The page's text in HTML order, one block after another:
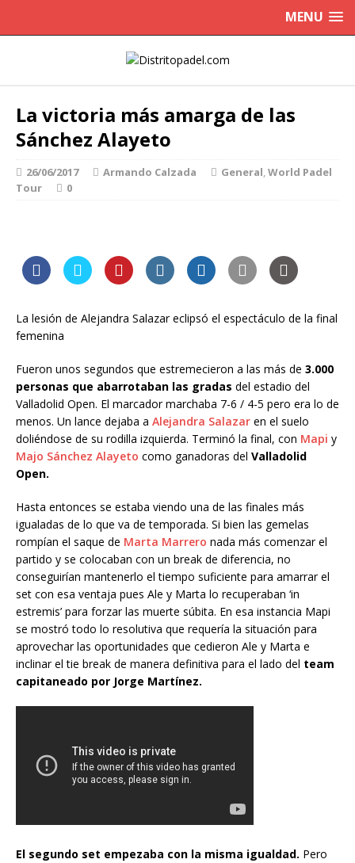
MENU
La victoria más amarga de las
Sánchez Alayeto
26/06/2017 Armando Calzada General,World Padel
Tour
0
La lesión de Alejandra Salazar eclipsó el espectáculo de la final
femenina
Fueron unos segundos que estremecieron a las más de 3.000
personas que abarrotaban las gradas del estadio del
Valladolid Open. El marcador marchaba 7-6 / 4-5 pero era lo de
menos. Un lance dejaba a Alejandra Salazar en el suelo
doliéndose de su rodilla izquierda. Terminó la final, con Mapi y
Majo Sánchez Alayeto como ganadoras del Valladolid
Open.
Hasta entonces se estaba viendo una de las finales más
igualadas de lo que va de temporada. Si bien las gemelas
rompían el saque de Marta Marrero nada más comenzar el
partido y se colocaban con un break de diferencia, no
conseguirían mantenerlo el tiempo suficiente para amarrar el
set con esa ventaja pues Ale y Marta lo recuperaban ‘in
estremis’ para forzar las muerte súbita. En esa instancia Mapi
se mostró todo lo resolutiva que requería la situación para
aprovechar las oportunidades que cedieron Ale y Marta e
inclinar el tie break de manera definitiva para el lado del team
capitaneado por Jorge Martínez.
El segundo set empezaba con la misma igualdad. Pero